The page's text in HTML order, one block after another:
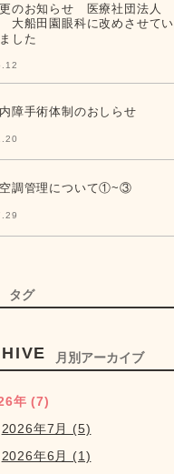
のお知らせ 医療社団法人
大船田園眼科に改めさせてい
した
障手術体制のおしらせ
調管理について①~③
タグ
月別アーカイブ
年 (7)
2026年7月 (5)
2026年6月 (1)